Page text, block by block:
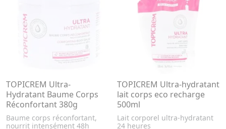
TOPICREM Ultra-
Hydratant Baume Corps
Réconfortant 380g
Baume corps réconfortant,
nourrit intensément 48h
TOPICREM Ultra-hydratant
lait corps eco recharge
500ml
Lait corporel ultra-hydratant
24 heures